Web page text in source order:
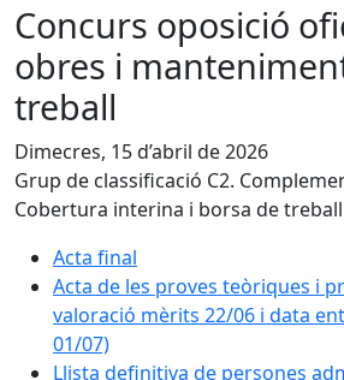
Concurs oposició
obres i
treball
Dimecres, 15 d’abril de 2026
Grup de classificació C2.
Cobertura interina i borsa de treball
Acta final
Acta de les proves teòriques i
valoració mèrits 22/06 i data
01/07)
Llista definitiva de persones